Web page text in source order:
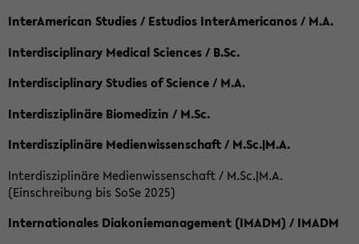
InterAmerican Studies / Estudios InterAmericanos / M.A.
Interdisciplinary Medical Sciences / B.Sc.
Interdisciplinary Studies of Science / M.A.
Interdisziplinäre Biomedizin / M.Sc.
Interdisziplinäre Medienwissenschaft / M.Sc.|M.A.
Interdisziplinäre Medienwissenschaft / M.Sc.|M.A.
(Einschreibung bis SoSe 2025)
Internationales Diakoniemanagement (IMADM) / IMADM